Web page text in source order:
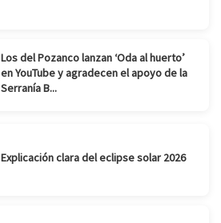
Los del Pozanco lanzan ‘Oda al huerto’
en YouTube y agradecen el apoyo de la
Serranía B...
Explicación clara del eclipse solar 2026